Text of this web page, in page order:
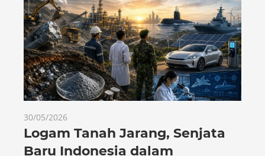
30/05/2026
Logam Tanah Jarang, Senjata
Baru Indonesia dalam